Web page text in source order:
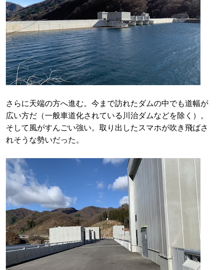
さらに天端の方へ進む。今まで訪れたダムの中でも道幅が
広い方だ（一般車道化されている川治ダムなどを除く）。
そして風がすんごい強い。取り出したスマホが吹き飛ばさ
れそうな勢いだった。